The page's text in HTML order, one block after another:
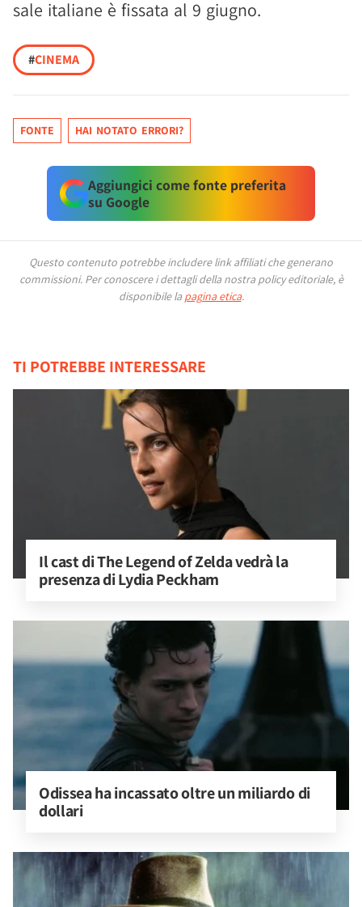
sale italiane è fissata al 9 giugno.
#CINEMA
FONTE HAI NOTATO ERRORI?
Aggiungici come fonte preferita
su Google
Questo contenuto potrebbe includere link affiliati che generano
commissioni. Per conoscere i dettagli della nostra policy editoriale, è
disponibile la pagina etica.
TI POTREBBE INTERESSARE
Il cast di The Legend of Zelda vedrà la
presenza di Lydia Peckham
Odissea ha incassato oltre un miliardo di
dollari